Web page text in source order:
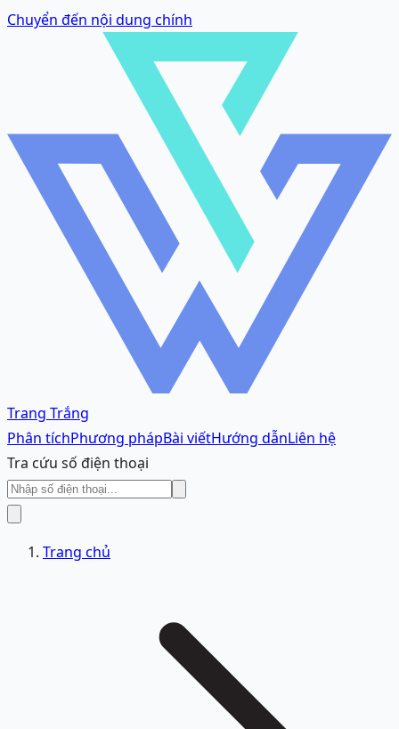
Chuyển đến nội dung chính
Trang Trắng
Phân tíchPhương phápBài viếtHướng dẫnLiên hệ
Tra cứu số điện thoại
Trang chủ